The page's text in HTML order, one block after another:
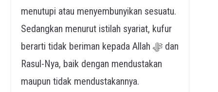
menutupi atau menyembunyikan sesuatu.
Sedangkan menurut istilah syariat, kufur
berarti tidak beriman kepada Allah ﷻ dan
Rasul-Nya, baik dengan mendustakan
maupun tidak mendustakannya.